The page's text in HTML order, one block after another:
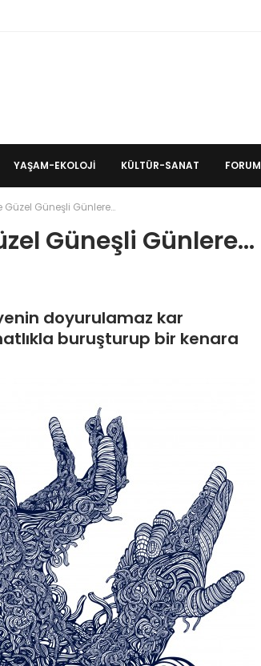
YAŞAM-EKOLOJI KÜLTÜR-SANAT FORUM
Güneşli Günlere…
Güneşli Günlere…
doyurulamaz kar
buruşturup bir kenara